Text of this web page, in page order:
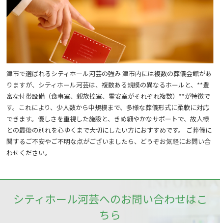
津市で選ばれるシティホール河芸の強み 津市内には複数の葬儀会館があ
りますが、シティホール河芸は、複数ある規模の異なるホールと、**豊
富な付帯設備（食事室、親族控室、霊安室がそれぞれ複数）**が特徴で
す。これにより、少人数から中規模まで、多様な葬儀形式に柔軟に対応
できます。優しさを重視した施設と、きめ細やかなサポートで、故人様
との最後の別れを心ゆくまで大切にしたい方におすすめです。 ご葬儀に
関するご不安やご不明な点がございましたら、どうぞお気軽にお問い合
わせください。
シティホール河芸へのお問い合わせはこ
ちら